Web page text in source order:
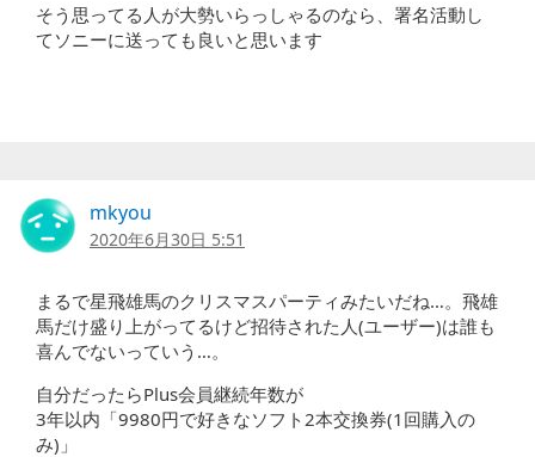
そう思ってる人が大勢いらっしゃるのなら、署名活動し
てソニーに送っても良いと思います
mkyou
2020年6月30日 5:51
まるで星飛雄馬のクリスマスパーティみたいだね…。飛雄
馬だけ盛り上がってるけど招待された人(ユーザー)は誰も
喜んでないっていう…。
自分だったらPlus会員継続年数が
3年以内「9980円で好きなソフト2本交換券(1回購入の
み)」